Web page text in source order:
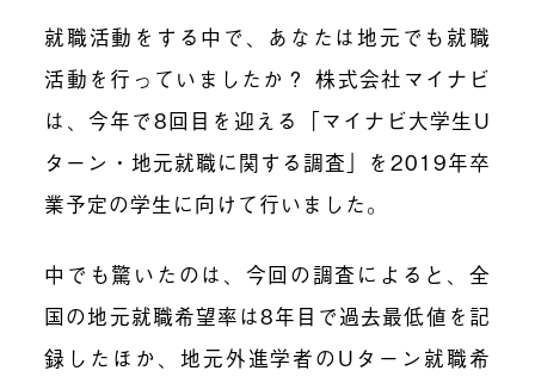
就職活動をする中で、あなたは地元でも就職
活動を行っていましたか？ 株式会社マイナビ
は、今年で8回目を迎える「マイナビ大学生U
ターン・地元就職に関する調査」を2019年卒
業予定の学生に向けて行いました。
中でも驚いたのは、今回の調査によると、全
国の地元就職希望率は8年目で過去最低値を記
録したほか、地元外進学者のUターン就職希